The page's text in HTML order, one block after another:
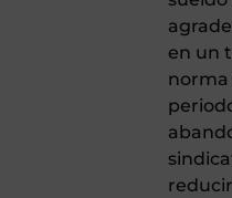
en un
norma